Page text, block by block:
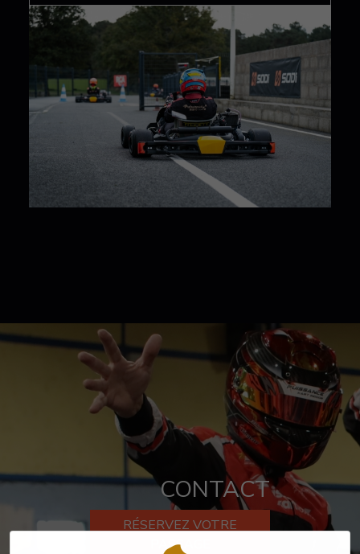
CONTACT
RÉSERVEZ VOTRE
PASSAGE